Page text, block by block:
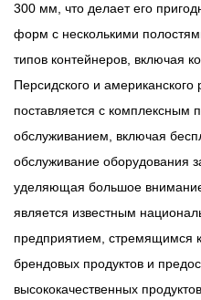
300 мм, что делает его
форм с несколькими
типов контейнеров, включая
Персидского и
поставляется с комплексным
обслуживанием, включая
обслуживание оборудования
уделяющая большое внимание
является известным
предприятием, стремящимся
брендовых продуктов и
высококачественных продуктов